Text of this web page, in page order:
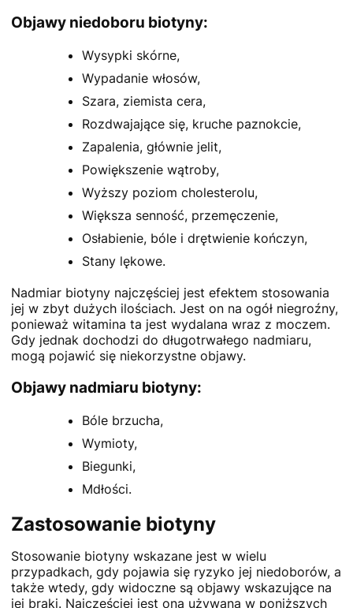
Objawy niedoboru biotyny:
Wysypki skórne,
Wypadanie włosów,
Szara, ziemista cera,
Rozdwajające się, kruche paznokcie,
Zapalenia, głównie jelit,
Powiększenie wątroby,
Wyższy poziom cholesterolu,
Większa senność, przemęczenie,
Osłabienie, bóle i drętwienie kończyn,
Stany lękowe.
Nadmiar biotyny najczęściej jest efektem stosowania
jej w zbyt dużych ilościach. Jest on na ogół niegroźny,
ponieważ witamina ta jest wydalana wraz z moczem.
Gdy jednak dochodzi do długotrwałego nadmiaru,
mogą pojawić się niekorzystne objawy.
Objawy nadmiaru biotyny:
Bóle brzucha,
Wymioty,
Biegunki,
Mdłości.
Zastosowanie biotyny
Stosowanie biotyny wskazane jest w wielu
przypadkach, gdy pojawia się ryzyko jej niedoborów, a
także wtedy, gdy widoczne są objawy wskazujące na
jej braki. Najczęściej jest ona używana w poniższych